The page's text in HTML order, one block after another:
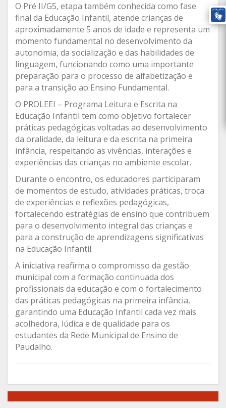
O Pré II/G5, etapa também conhecida como fase
final da Educação Infantil, atende crianças de
aproximadamente 5 anos de idade e representa um
momento fundamental no desenvolvimento da
autonomia, da socialização e das habilidades de
linguagem, funcionando como uma importante
preparação para o processo de alfabetização e
para a transição ao Ensino Fundamental.
O PROLEEI – Programa Leitura e Escrita na
Educação Infantil tem como objetivo fortalecer
práticas pedagógicas voltadas ao desenvolvimento
da oralidade, da leitura e da escrita na primeira
infância, respeitando as vivências, interações e
experiências das crianças no ambiente escolar.
Durante o encontro, os educadores participaram
de momentos de estudo, atividades práticas, troca
de experiências e reflexões pedagógicas,
fortalecendo estratégias de ensino que contribuem
para o desenvolvimento integral das crianças e
para a construção de aprendizagens significativas
na Educação Infantil.
A iniciativa reafirma o compromisso da gestão
municipal com a formação continuada dos
profissionais da educação e com o fortalecimento
das práticas pedagógicas na primeira infância,
garantindo uma Educação Infantil cada vez mais
acolhedora, lúdica e de qualidade para os
estudantes da Rede Municipal de Ensino de
Paudalho.